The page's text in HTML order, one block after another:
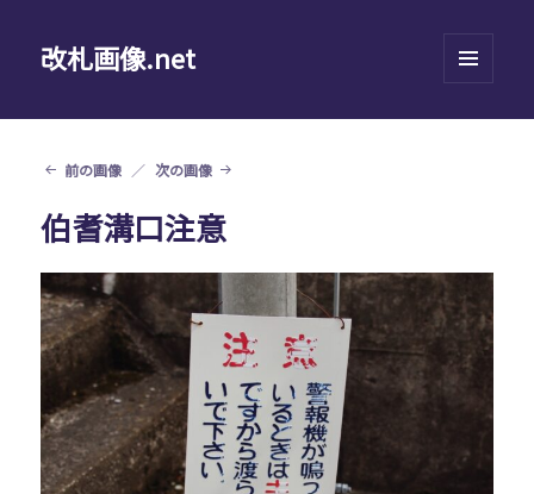
改札画像.net
ーとウ
前の画像 次の画像
伯耆溝口注意